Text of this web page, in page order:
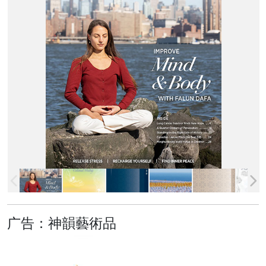
广告：神韻藝術品